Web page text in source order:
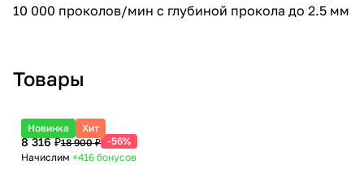
10 000 проколов/мин с глубиной прокола до 2.5 мм
Товары
Новинка Хит
8 316 ₽18 900 ₽ -56%
Начислим +416 бонусов